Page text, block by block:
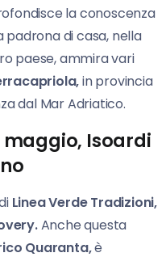
la conoscenza
padrona di casa, nella
paese, ammira vari
in provincia
dal Mar Adriatico.
maggio, Isoardi
Linea Verde Tradizioni,
Anche questa
Quaranta,è